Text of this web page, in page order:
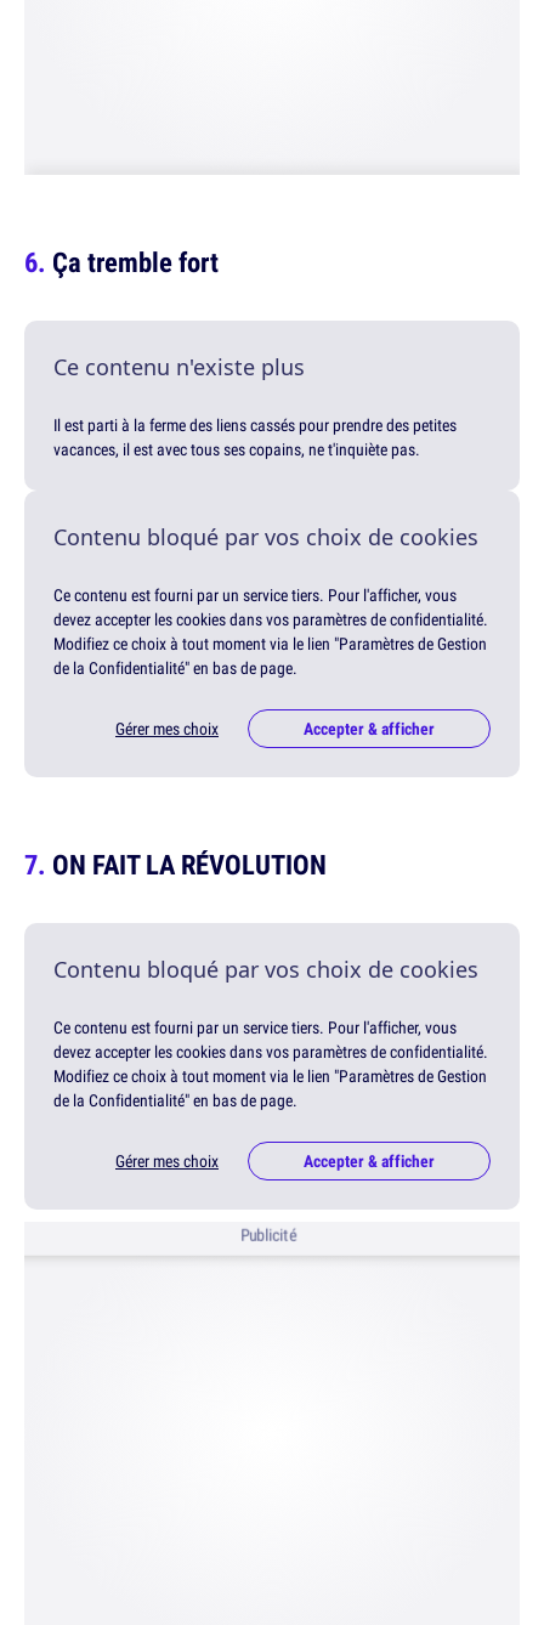
Ça tremble fort
Ce contenu n'existe plus
Il est parti à la ferme des liens cassés pour prendre des petites
vacances, il est avec tous ses copains, ne t'inquiète pas.
Contenu bloqué par vos choix de cookies
Ce contenu est fourni par un service tiers. Pour l'afficher, vous
devez accepter les cookies dans vos paramètres de confidentialité.
Modifiez ce choix à tout moment via le lien "Paramètres de Gestion
de la Confidentialité" en bas de page.
Gérer mes choix Accepter & afficher
ON FAIT LA RÉVOLUTION
Contenu bloqué par vos choix de cookies
Ce contenu est fourni par un service tiers. Pour l'afficher, vous
devez accepter les cookies dans vos paramètres de confidentialité.
Modifiez ce choix à tout moment via le lien "Paramètres de Gestion
de la Confidentialité" en bas de page.
Gérer mes choix Accepter & afficher
Publicité